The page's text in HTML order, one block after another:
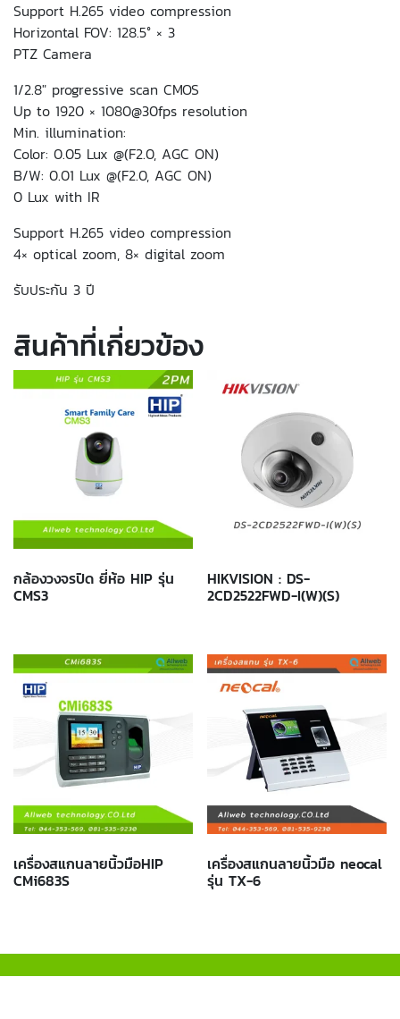
Support H.265 video compression
Horizontal FOV: 128.5° × 3
PTZ Camera
1/2.8″ progressive scan CMOS
Up to 1920 × 1080@30fps resolution
Min. illumination:
Color: 0.05 Lux @(F2.0, AGC ON)
B/W: 0.01 Lux @(F2.0, AGC ON)
0 Lux with IR
Support H.265 video compression
4× optical zoom, 8× digital zoom
รับประกัน 3 ปี
สินค้าที่เกี่ยวข้อง
กล้องวงจรปิด ยี่ห้อ HIP รุ่น
CMS3
HIKVISION : DS-
2CD2522FWD-I(W)(S)
เครื่องสแกนลายนิ้วมือHIP
CMi683S
เครื่องสแกนลายนิ้วมือ neocal
รุ่น TX-6